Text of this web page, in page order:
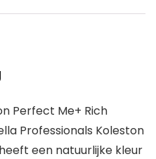
Perfect Me+ Rich
Professionals Koleston
een natuurlijke kleur